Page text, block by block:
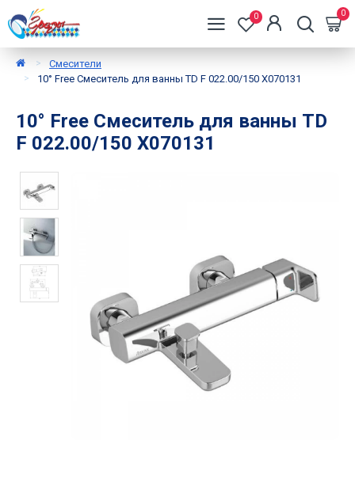
0 0
Смесители
10° Free Смеситель для ванны TD F 022.00/150 X070131
10° Free Смеситель для ванны TD
F 022.00/150 X070131